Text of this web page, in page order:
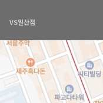
VS일산점